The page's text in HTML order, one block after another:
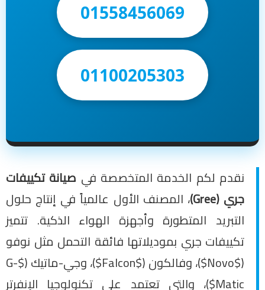
01558456069
01100205303
نقدم لكم الخدمة المتخصصة في صيانة تكييفات
جري (Gree)
، المصنف الأول عالمياً في إنتاج حلول
التبريد المتطورة وأجهزة الهواء الذكية. تتميز
تكييفات جري بموديلاتها فائقة التحمل مثل نوفو
($Novo$)، وفالكون ($Falcon$)، وجي-ماتيك ($G-
Matic$)، والتي تعتمد على تكنولوجيا الإنفرتر